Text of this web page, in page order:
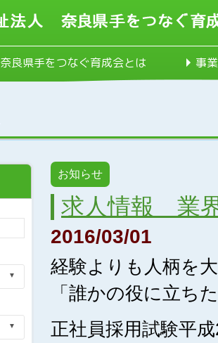
奈良県手をつなぐ育成会とは 事
お知らせ
求人情報 業
2016/03/01
経験よりも人柄を
「誰かの役に立ち
正社員採用試験平